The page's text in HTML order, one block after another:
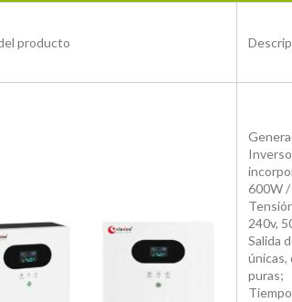
producto
600W /
240v,
Salida
únicas,
puras;